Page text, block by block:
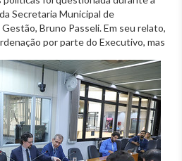
Secretaria Municipal de
Bruno Passeli. Em seu relato,
por parte do Executivo, mas